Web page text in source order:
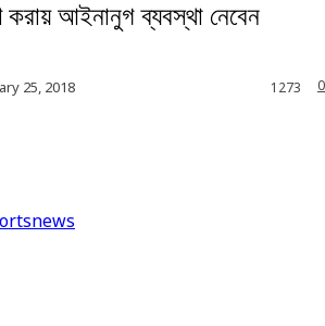
করায় আইনানুগ ব্যবস্থা নেবেন
25, 2018 0
1273